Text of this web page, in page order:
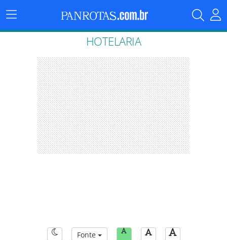
Menu
Principal
HOTELARIA
Fonte